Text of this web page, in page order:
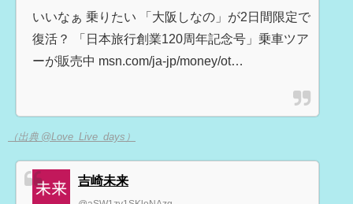
いいなぁ 乗りたい 「大阪しなの」が2日間限定で
復活？ 「日本旅行創業120周年記念号」乗車ツア
ーが販売中 msn.com/ja-jp/money/ot…
（出典 @Love_Live_days）
吉崎未来